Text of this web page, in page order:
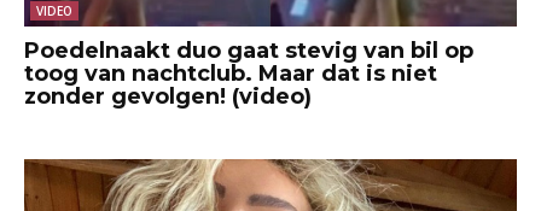
VIDEO
Poedelnaakt duo gaat stevig van bil op
toog van nachtclub. Maar dat is niet
zonder gevolgen! (video)